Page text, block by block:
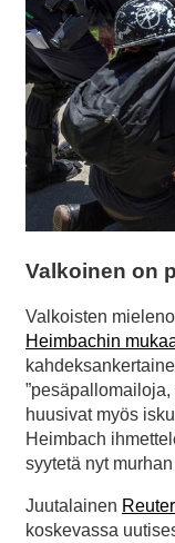
Valkoinen on
Valkoisten
Heimbachin
huusivat myös
Heimbach
syytetä nyt
Juutalainen
koskevassa